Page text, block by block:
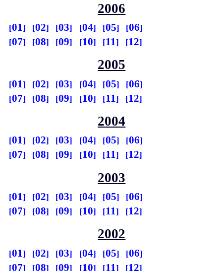
2006
01 02 03 04 05
06
07
08 09 10 11 12
2005
01 02 03 04 05
06
07
08 09 10 11 12
2004
01 02 03 04 05
06
07
08 09 10 11 12
2003
01 02 03 04 05
06
07
08 09 10 11 12
2002
01 02 03 04 05
06
07
08 09 10 11 12